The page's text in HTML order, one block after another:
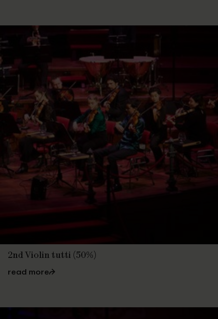
2nd Violin tutti (50%)
read more⮫